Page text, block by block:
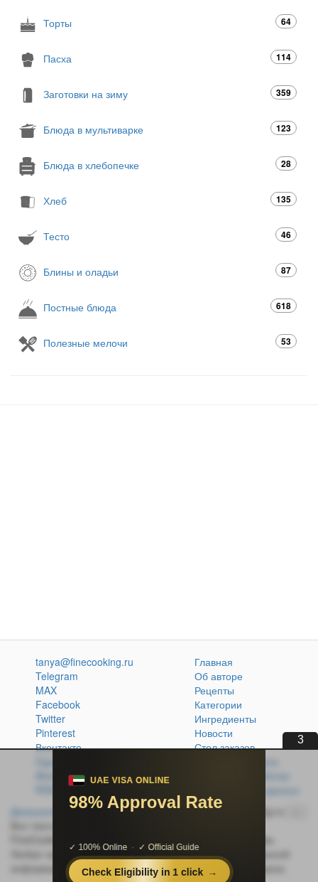
Торты 64
Пасха 114
Заготовки на зиму 359
Блюда в мультиварке 123
Блюда в хлебопечке 28
Хлеб 135
Тесто 46
Блины и оладьи 87
Постные блюда 618
Полезные мелочи 53
2
tanya@finecooking.ru
Telegram
MAX
Facebook
Twitter
Pinterest
Вконтакте
Одноклассники
Главная
Об авторе
Рецепты
Категории
Ингредиенты
Новости
Стол заказов
Кулинарная книга
Политика обработки
персональных данных
Домашняя кухня без проблем© 2014-2026 FineCooking.ru
Все тексты и фотографии, опубликованные на сайте
FineCooking.ru, защищены законом об авторском праве.
Любая частичная или полная перепечатка опубликованной
информации без активной ссылки на источник запрещена.